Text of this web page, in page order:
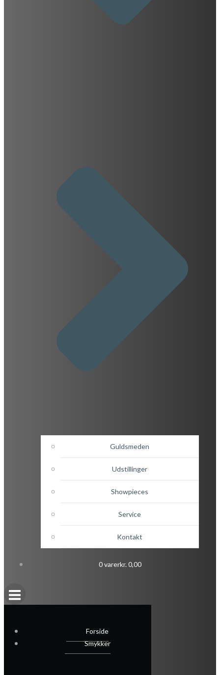
Guldsmeden
Udstillinger
Showpieces
Service
Kontakt
0 varerkr. 0,00
Forside
Smykker